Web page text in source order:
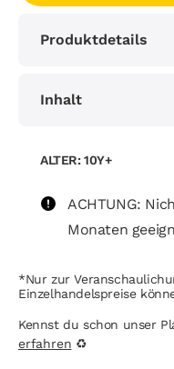
Produktdetails
Inhalt
ALTER: 10Y+
ACHTUNG:
Monaten
*Nur zur
Einzelhandelspreise
Kennst du schon unser
erfahren ♻